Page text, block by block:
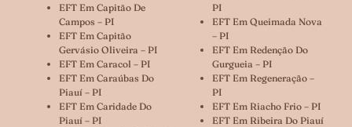
EFT Em Capitão De
Campos – PI
EFT Em Capitão
Gervásio Oliveira – PI
EFT Em Caracol – PI
EFT Em Caraúbas Do
Piauí – PI
EFT Em Caridade Do
Piauí – PI
PI
EFT Em Queimada Nova
– PI
EFT Em Redenção Do
Gurgueia – PI
EFT Em Regeneração –
PI
EFT Em Riacho Frio – PI
EFT Em Ribeira Do Piauí